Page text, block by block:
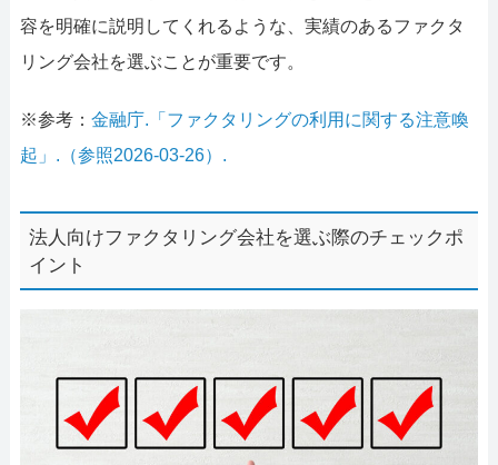
容を明確に説明してくれるような、実績のあるファクタ
リング会社を選ぶことが重要です。
※参考： 金融庁.「ファクタリングの利用に関する注意喚
起」.（参照2026-03-26）.
法人向けファクタリング会社を選ぶ際のチェックポ
イント